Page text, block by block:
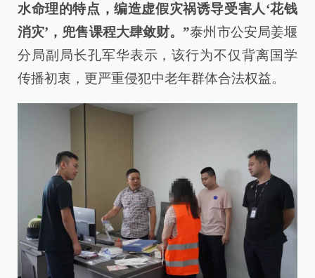
水命理的特点，编造虚假灾祸诱导受害人‘花钱
消灾’，兜售课程大肆敛财。”泰州市公安局姜堰
分局副局长孔军华表示，该行为不仅背离国学
传播初衷，更严重侵犯中老年群体合法权益。